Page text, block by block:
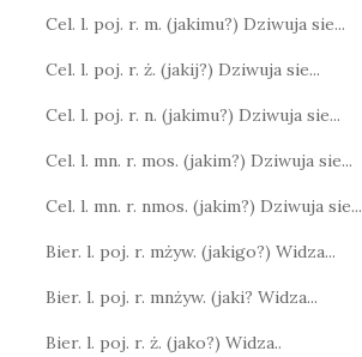
Cel. l. poj. r. m. (jakimu?) Dziwuja sie...
Cel. l. poj. r. ż. (jakij?) Dziwuja sie...
Cel. l. poj. r. n. (jakimu?) Dziwuja sie...
Cel. l. mn. r. mos. (jakim?) Dziwuja sie...
Cel. l. mn. r. nmos. (jakim?) Dziwuja sie...
Bier. l. poj. r. mżyw. (jakigo?) Widza...
Bier. l. poj. r. mnżyw. (jaki? Widza...
Bier. l. poj. r. ż. (jako?) Widza..